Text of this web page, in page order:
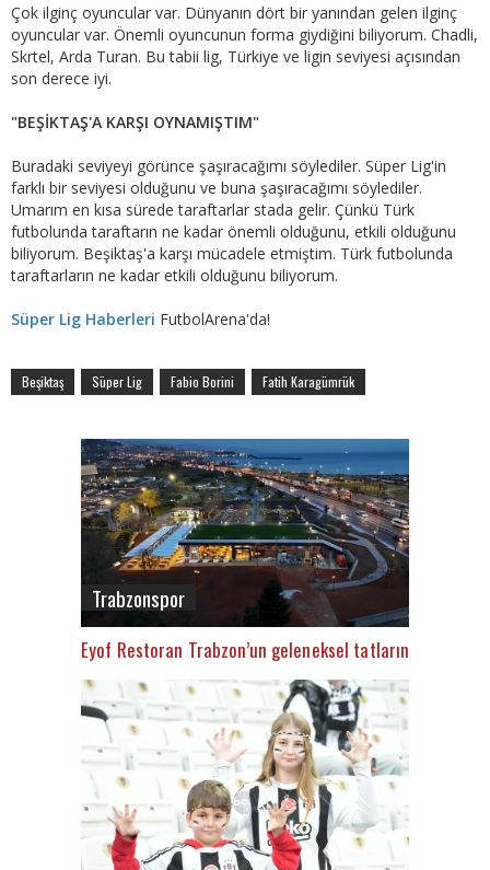
Çok ilginç oyuncular var. Dünyanın dört bir yanından gelen ilginç
oyuncular var. Önemli oyuncunun forma giydiğini biliyorum. Chadli,
Skrtel, Arda Turan. Bu tabii lig, Türkiye ve ligin seviyesi açısından
son derece iyi.
"BEŞİKTAŞ'A KARŞI OYNAMIŞTIM"
Buradaki seviyeyi görünce şaşıracağımı söylediler. Süper Lig'in
farklı bir seviyesi olduğunu ve buna şaşıracağımı söylediler.
Umarım en kısa sürede taraftarlar stada gelir. Çünkü Türk
futbolunda taraftarın ne kadar önemli olduğunu, etkili olduğunu
biliyorum. Beşiktaş'a karşı mücadele etmiştim. Türk futbolunda
taraftarların ne kadar etkili olduğunu biliyorum.
Süper Lig Haberleri FutbolArena'da!
Beşiktaş Süper Lig Fabio Borini Fatih Karagümrük
Trabzonspor
Eyof Restoran Trabzon’un geleneksel tatlarını sunuyor